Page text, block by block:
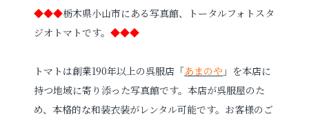
◆◆◆栃木県小山市にある写真館、トータルフォトスタ
ジオトマトです。◆◆◆
トマトは創業190年以上の呉服店「あまのや 」を本店に
持つ地域に寄り添った写真館です。本店が呉服屋のた
め、本格的な和装衣装がレンタル可能です。お客様のご